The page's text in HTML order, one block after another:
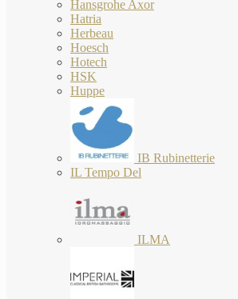
Hansgrohe Axor
Hatria
Herbeau
Hoesch
Hotech
HSK
Huppe
IB Rubinetterie
IL Tempo Del
ILMA